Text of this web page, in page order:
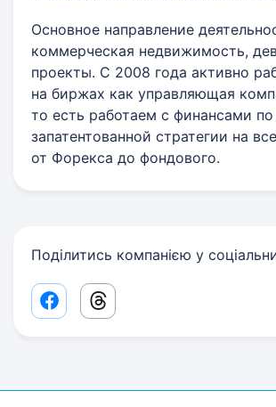
Основное направление
коммерческая недвижимость,
проекты. С 2008 года активно
на биржах как управляющая
то есть работаем с финансами
запатентованной стратегии на
от Форекса до фондового.
Поділитись компанією у
Facebook share link
Threads share link